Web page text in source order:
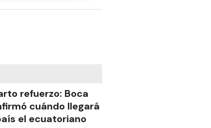
refuerzo: Boca
cuándo llegará
el ecuatoriano